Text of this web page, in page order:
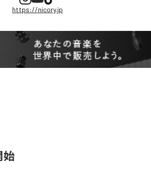
https://nicory.jp
始